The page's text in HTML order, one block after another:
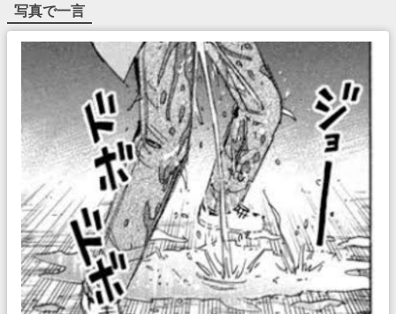
写真で一言